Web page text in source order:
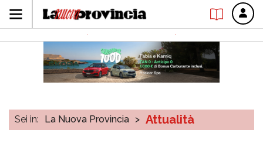
Sei in: La Nuova Provincia > Attualità